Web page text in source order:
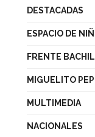
DESTACADAS
ESPACIO DE
FRENTE
MIGUELITO
MULTIMEDIA
NACIONALES